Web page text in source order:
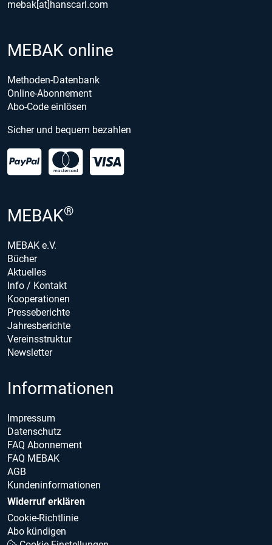
mebak[at]hanscarl.com
MEBAK online
Methoden-Datenbank
Online-Abonnement
Abo-Code einlösen
Sicher und bequem bezahlen
MEBAK®
MEBAK e.V.
Bücher
Aktuelles
Info / Kontakt
Kooperationen
Presseberichte
Jahresberichte
Vereinsstruktur
Newsletter
Informationen
Impressum
Datenschutz
FAQ Abonnement
FAQ MEBAK
AGB
Kundeninformationen
Widerruf erklären
Cookie-Richtlinie
Abo kündigen